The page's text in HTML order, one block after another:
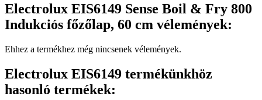
Electrolux EIS6149 Sense Boil & Fry 800
Indukciós főzőlap, 60 cm vélemények:
Ehhez a termékhez még nincsenek vélemények.
Electrolux EIS6149 termékünkhöz
hasonló termékek: